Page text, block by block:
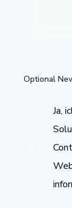
Optional
Ja,